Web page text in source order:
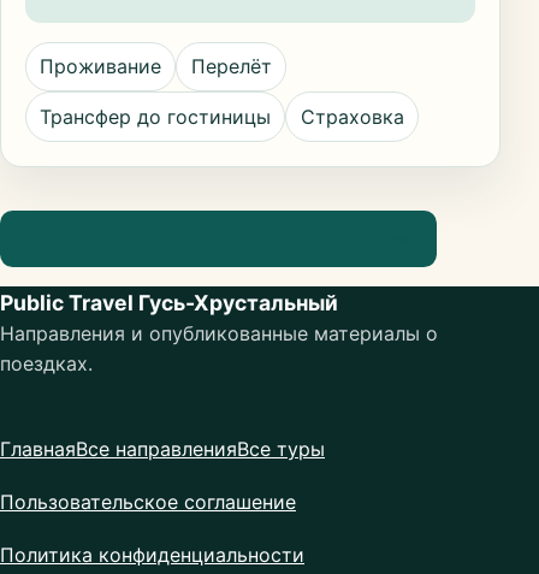
Проживание Перелёт
Трансфер до гостиницы Страховка
Public Travel Гусь-Хрустальный
Направления и опубликованные материалы о
поездках.
ГлавнаяВсе направленияВсе туры
Пользовательское соглашение
Политика конфиденциальности